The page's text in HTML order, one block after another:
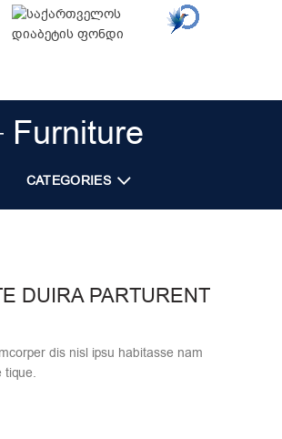
Furniture
CATEGORIES
DUIRA PARTURENT
dis nisl ipsu habitasse nam
tique.